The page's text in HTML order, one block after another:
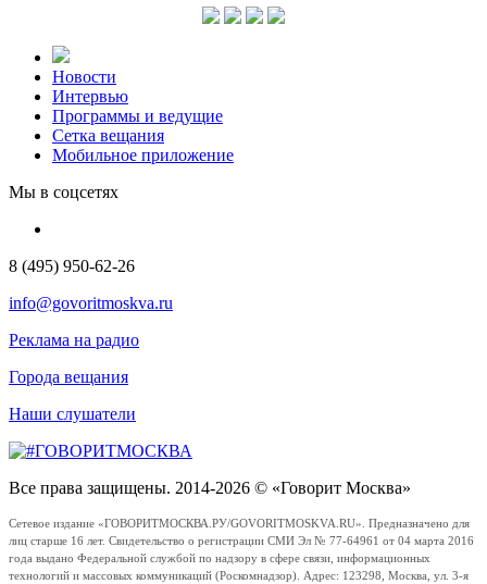
Новости
Интервью
Программы и ведущие
Сетка вещания
Мобильное приложение
Мы в соцсетях
8 (495) 950-62-26
info@govoritmoskva.ru
Реклама на радио
Города вещания
Наши слушатели
Все права защищены. 2014-2026 © «Говорит Москва»
Сетевое издание «ГОВОРИТМОСКВА.РУ/GOVORITMOSKVA.RU». Предназначено для
лиц старше 16 лет. Свидетельство о регистрации СМИ Эл № 77-64961 от 04 марта 2016
года выдано Федеральной службой по надзору в сфере связи, информационных
технологий и массовых коммуникаций (Роскомнадзор). Адрес: 123298, Москва, ул. 3-я